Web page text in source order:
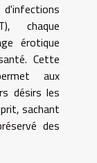
chaque
érotique
Cette
aux
désirs les
sachant
des